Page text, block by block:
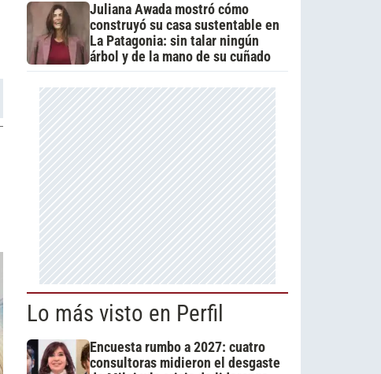
Juliana Awada mostró cómo
construyó su casa sustentable en
La Patagonia: sin talar ningún
árbol y de la mano de su cuñado
Lo más visto en Perfil
Encuesta rumbo a 2027: cuatro
consultoras midieron el desgaste